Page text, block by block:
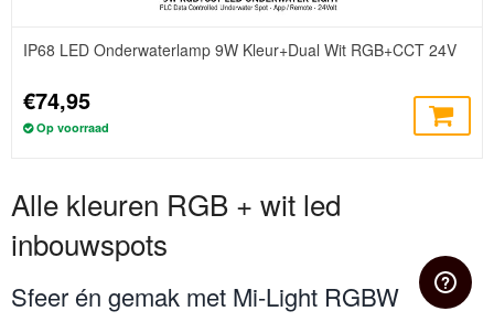
IP68 LED Onderwaterlamp 9W Kleur+Dual Wit RGB+CCT 24V
€74,95
Op voorraad
Alle kleuren RGB + wit led
inbouwspots
Sfeer én gemak met Mi-Light RGBW